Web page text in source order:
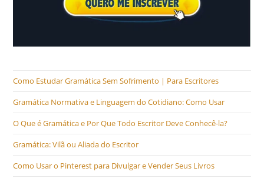
Como Estudar Gramática Sem Sofrimento | Para Escritores
Gramática Normativa e Linguagem do Cotidiano: Como Usar
O Que é Gramática e Por Que Todo Escritor Deve Conhecê-la?
Gramática: Vilã ou Aliada do Escritor
Como Usar o Pinterest para Divulgar e Vender Seus Livros